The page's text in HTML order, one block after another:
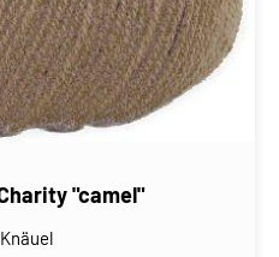
"camel"